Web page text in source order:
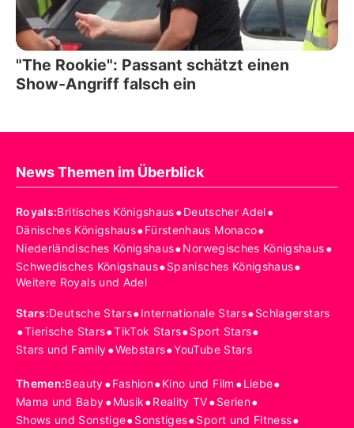
"The Rookie": Passant schätzt einen
Show-Angriff falsch ein
News Themen im Überblick
Royals:Britisches Königshaus•Deutscher Adel•
Dänisches Königshaus•Fürstenhaus Monaco•
Niederländisches Königshaus•Norwegisches Königshaus•
Schwedisches Königshaus•Spanisches Königshaus•
Weitere Royals und Adel
Stars:Deutsche Stars•Internationale Stars•Schlagerstars
•Tierische Stars•TikTok Stars•Sport Stars•
Stars und Family•Webstars•YouTube Stars
Themen:Beauty•Fashion•Kino und Film •Liebe•
Mama und Baby•Musik•Reality TV•Serien•
Shows und Sonstige•Sonstiges•Sport und Fitness•